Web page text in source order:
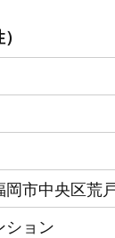
岡市中央区荒
ション